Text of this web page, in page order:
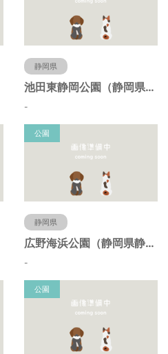
静岡県
池田東静岡公園（静岡県静岡市）
-
公園
静岡県
広野海浜公園（静岡県静岡市）
-
公園